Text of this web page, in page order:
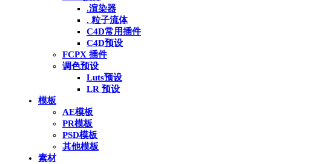
.渲染器
. 粒子流体
C4D常用插件
C4D预设
FCPX 插件
调色预设
Luts预设
LR 预设
模板
AE模板
PR模板
PSD模板
其他模板
素材